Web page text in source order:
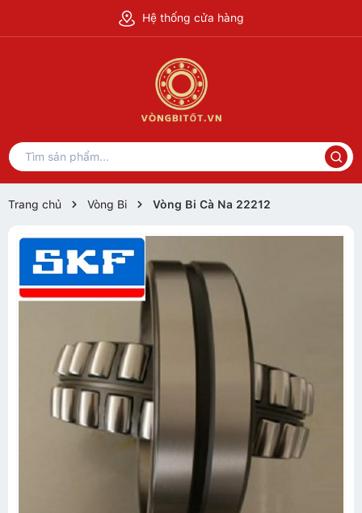
Hệ thống cửa hàng
Trang chủ Vòng Bi Vòng Bi Cà Na 22212